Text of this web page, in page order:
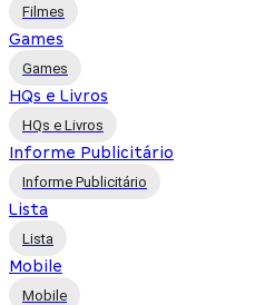
Filmes
Games
Games
HQs e Livros
HQs e Livros
Informe Publicitário
Informe Publicitário
Lista
Lista
Mobile
Mobile